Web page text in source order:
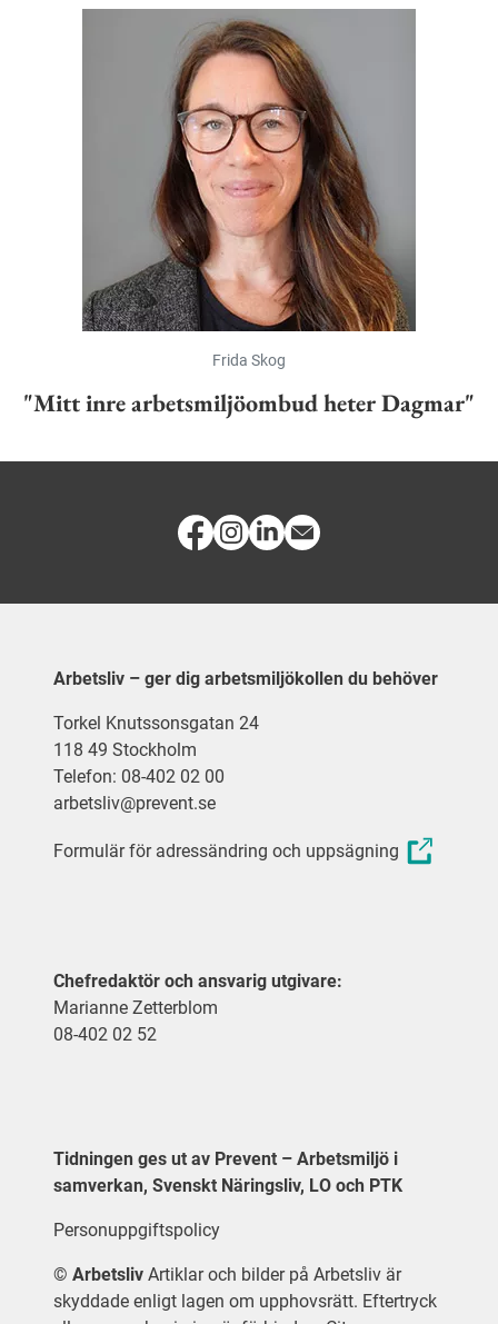
Frida Skog
"Mitt inre arbetsmiljöombud heter Dagmar"
Arbetsliv – ger dig arbetsmiljökollen du behöver
Torkel Knutssonsgatan 24
118 49 Stockholm
Telefon: 08-402 02 00
arbetsliv@prevent.se
Formulär för adressändring och uppsägning
Chefredaktör och ansvarig utgivare:
Marianne Zetterblom
08-402 02 52
Tidningen ges ut av Prevent – Arbetsmiljö i
samverkan, Svenskt Näringsliv, LO och PTK
Personuppgiftspolicy
© Arbetsliv Artiklar och bilder på Arbetsliv är
skyddade enligt lagen om upphovsrätt. Eftertryck